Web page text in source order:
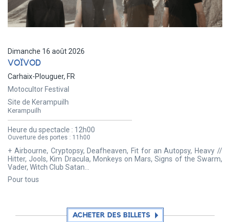
Dimanche 16 août 2026
VOÏVOD
Carhaix-Plouguer, FR
Motocultor Festival
Site de Kerampuilh
Kerampuilh
Heure du spectacle : 12h00
Ouverture des portes : 11h00
+ Airbourne, Cryptopsy, Deafheaven, Fit for an Autopsy, Heavy //
Hitter, Jools, Kim Dracula, Monkeys on Mars, Signs of the Swarm,
Vader, Witch Club Satan...
Pour tous
ACHETER DES BILLETS